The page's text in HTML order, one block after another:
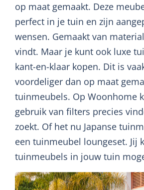
op maat gemaakt. Deze
perfect in je tuin en zijn
wensen. Gemaakt van
vindt. Maar je kunt ook luxe
kant-en-klaar kopen. Dit is
voordeliger dan op maat
tuinmeubels. Op Woonhome
gebruik van filters precies
zoekt. Of het nu Japanse
een tuinmeubel loungeset. Jij
tuinmeubels in jouw tuin